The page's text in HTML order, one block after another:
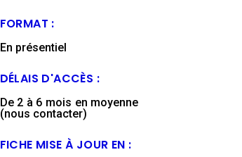
FORMAT :
En présentiel
DÉLAIS D'ACCÈS :
De 2 à 6 mois en moyenne
(nous contacter)
FICHE MISE À JOUR EN :